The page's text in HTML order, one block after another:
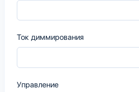
Ток диммирования
Управление